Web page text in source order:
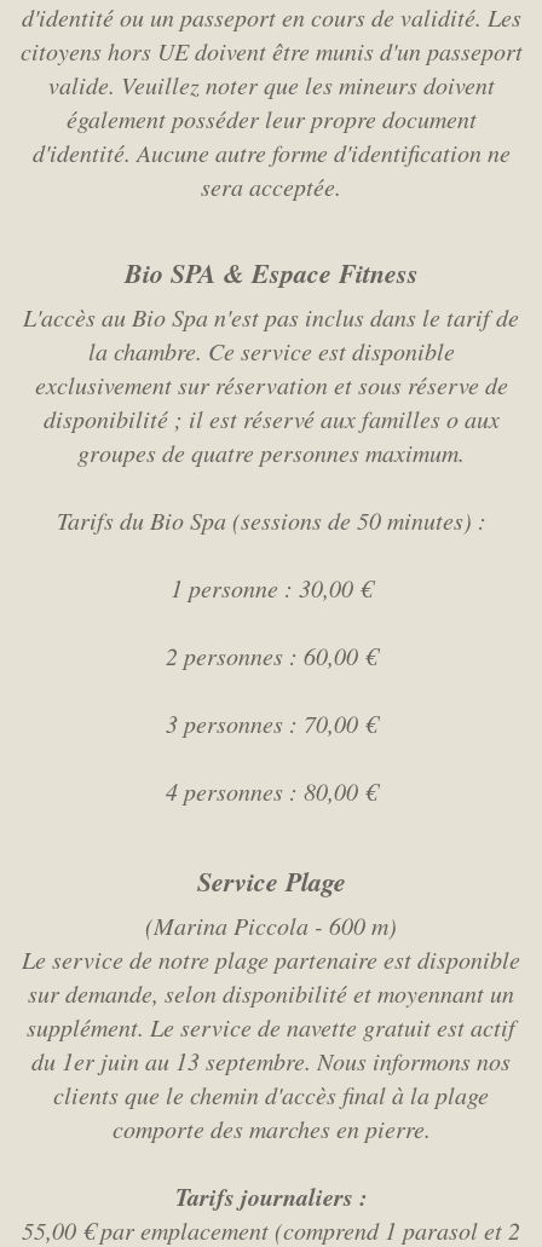
d'identité ou un passeport en cours de validité. Les
citoyens hors UE doivent être munis d'un passeport
valide. Veuillez noter que les mineurs doivent
également posséder leur propre document
d'identité. Aucune autre forme d'identification ne
sera acceptée.
Bio SPA & Espace Fitness
L'accès au Bio Spa n'est pas inclus dans le tarif de
la chambre. Ce service est disponible
exclusivement sur réservation et sous réserve de
disponibilité ; il est réservé aux familles o aux
groupes de quatre personnes maximum.
Tarifs du Bio Spa (sessions de 50 minutes) :
1 personne : 30,00 €
2 personnes : 60,00 €
3 personnes : 70,00 €
4 personnes : 80,00 €
Service Plage
(Marina Piccola - 600 m)
Le service de notre plage partenaire est disponible
sur demande, selon disponibilité et moyennant un
supplément. Le service de navette gratuit est actif
du 1er juin au 13 septembre. Nous informons nos
clients que le chemin d'accès final à la plage
comporte des marches en pierre.
Tarifs journaliers :
55,00 € par emplacement (comprend 1 parasol et 2